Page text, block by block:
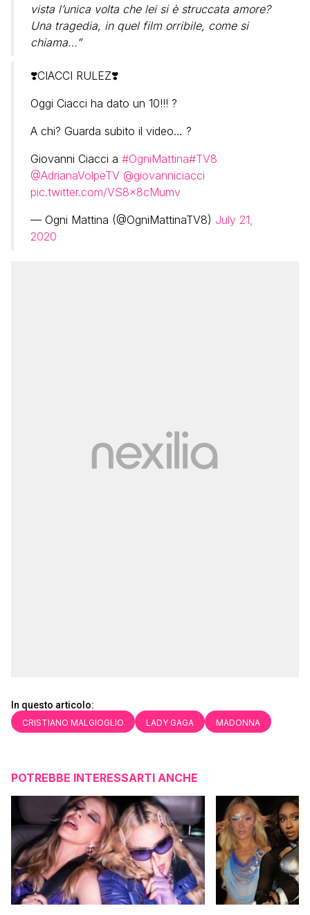
vista l’unica volta che lei si è struccata amore?
Una tragedia, in quel film orribile, come si
chiama…”
❣️CIACCI RULEZ❣️
Oggi Ciacci ha dato un 10!!! ?
A chi? Guarda subito il video… ?
Giovanni Ciacci a #OgniMattina#TV8
@AdrianaVolpeTV @giovanniciacci
pic.twitter.com/VS8x8cMumv
— Ogni Mattina (@OgniMattinaTV8) July 21,
2020
In questo articolo:
CRISTIANO MALGIOGLIO LADY GAGA MADONNA
POTREBBE INTERESSARTI ANCHE